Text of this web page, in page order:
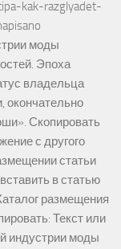
kak-razglyadet-
моды
Эпоха
владельца
окончательно
Скопировать
с другого
статьи
в статью
размещения
Текст или
индустрии моды